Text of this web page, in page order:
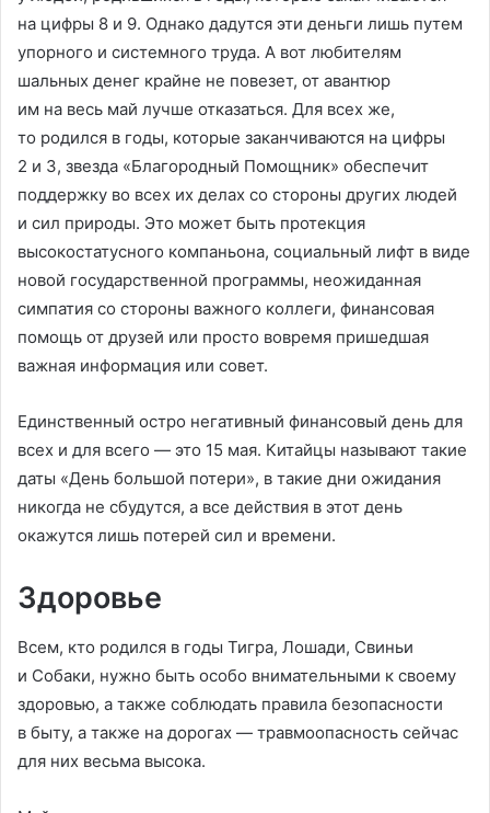
на цифры 8 и 9. Однако дадутся эти деньги лишь путем
упорного и системного труда. А вот любителям
шальных денег крайне не повезет, от авантюр
им на весь май лучше отказаться. Для всех же,
то родился в годы, которые заканчиваются на цифры
2 и 3, звезда «Благородный Помощник» обеспечит
поддержку во всех их делах со стороны других людей
и сил природы. Это может быть протекция
высокостатусного компаньона, социальный лифт в виде
новой государственной программы, неожиданная
симпатия со стороны важного коллеги, финансовая
помощь от друзей или просто вовремя пришедшая
важная информация или совет.
Единственный остро негативный финансовый день для
всех и для всего — это 15 мая. Китайцы называют такие
даты «День большой потери», в такие дни ожидания
никогда не сбудутся, а все действия в этот день
окажутся лишь потерей сил и времени.
Здоровье
Всем, кто родился в годы Тигра, Лошади, Свиньи
и Собаки, нужно быть особо внимательными к своему
здоровью, а также соблюдать правила безопасности
в быту, а также на дорогах — травмоопасность сейчас
для них весьма высока.